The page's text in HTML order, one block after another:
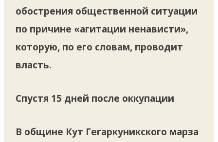
обострения общественной ситуации
по причине «агитации ненависти»,
которую, по его словам, проводит
власть.
Спустя 15 дней после оккупации
В общине Кут Гегаркуникского марза